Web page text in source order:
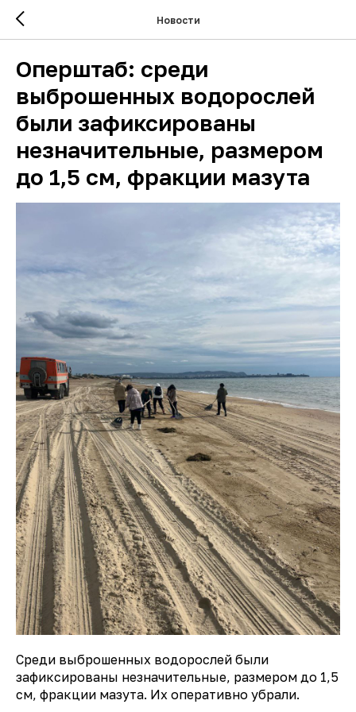
Новости
Оперштаб: среди
выброшенных водорослей
были зафиксированы
незначительные, размером
до 1,5 см, фракции мазута
Среди выброшенных водорослей были
зафиксированы незначительные, размером до 1,5
см, фракции мазута. Их оперативно убрали.